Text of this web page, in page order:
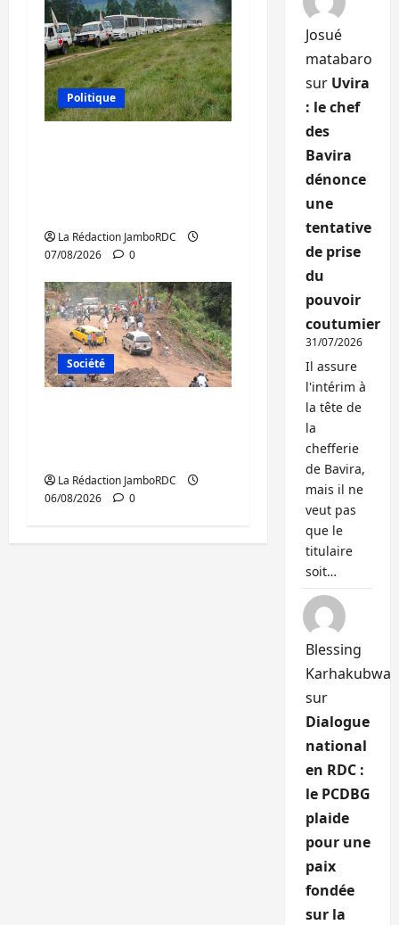
Politique
La Rédaction JamboRDC
07/08/2026
0
Société
La Rédaction JamboRDC
06/08/2026
0
Josué
matabaro
sur Uvira
: le chef
des
Bavira
dénonce
une
tentative
de prise
du
pouvoir
coutumier
31/07/2026
Il assure
l'intérim à
la tête de
la
chefferie
de Bavira,
mais il ne
veut pas
que le
titulaire
soit…
Blessing
Karhakubwa
sur
Dialogue
national
en RDC :
le PCDBG
plaide
pour une
paix
fondée
sur la